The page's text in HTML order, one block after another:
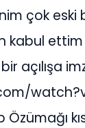
çok eski
açılışa
Özümağı